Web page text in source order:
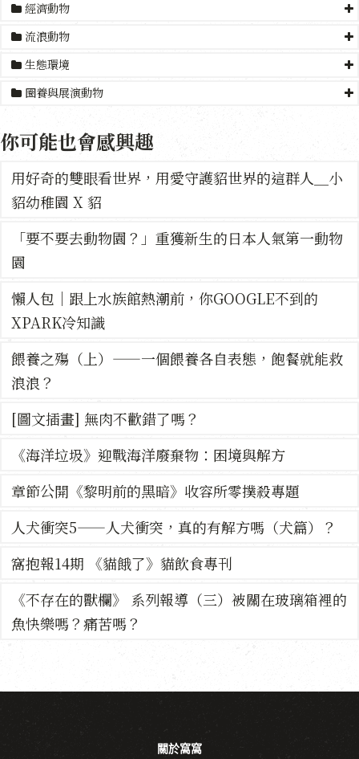
經濟動物
流浪動物
生態環境
圈養與展演動物
你可能也會感興趣
用好奇的雙眼看世界，用愛守護貂世界的這群人＿小
貂幼稚園 X 貂
「要不要去動物園？」重獲新生的日本人氣第一動物
園
懶人包｜跟上水族館熱潮前，你GOOGLE不到的
XPARK冷知識
餵養之殤（上）——一個餵養各自表態，飽餐就能救
浪浪？
[圖文插畫] 無肉不歡錯了嗎？
《海洋垃圾》迎戰海洋廢棄物：困境與解方
章節公開《黎明前的黑暗》收容所零撲殺專題
人犬衝突5——人犬衝突，真的有解方嗎（犬篇）？
窩抱報14期 《貓餓了》貓飲食專刊
《不存在的獸欄》 系列報導（三）被關在玻璃箱裡的
魚快樂嗎？痛苦嗎？
關於窩窩